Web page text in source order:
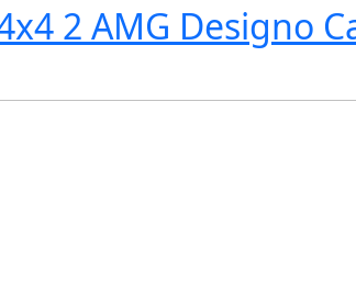
2 AMG Designo